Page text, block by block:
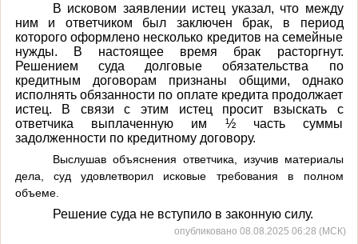
В исковом заявлении истец указал, что между
ним и ответчиком был заключен брак, в период
которого оформлено несколько кредитов на семейные
нужды. В настоящее время брак расторгнут.
Решением суда долговые обязательства по
кредитным договорам признаны общими, однако
исполнять обязанности по оплате кредита продолжает
истец. В связи с этим истец просит взыскать с
ответчика выплаченную им ½ часть суммы
задолженности по кредитному договору.
Выслушав объяснения ответчика, изучив материалы
дела, суд удовлетворил исковые требования в полном
объеме.
Решение суда не вступило в законную силу.
опубликовано 08.08.2025 06:28 (МСК)